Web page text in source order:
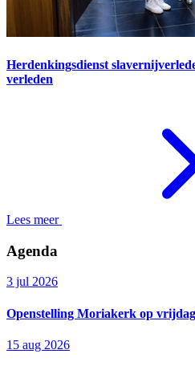
Herdenkingsdienst
verleden
Lees meer
Agenda
3 jul 2026
Openstelling Moriakerk op
15 aug 2026